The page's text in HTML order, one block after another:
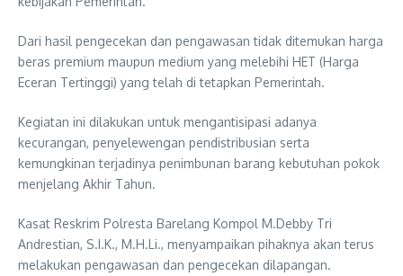
Dari hasil pengecekan dan pengawasan tidak ditemukan harga
beras premium maupun medium yang melebihi HET (Harga
Eceran Tertinggi) yang telah di tetapkan Pemerintah.
Kegiatan ini dilakukan untuk mengantisipasi adanya
kecurangan, penyelewengan pendistribusian serta
kemungkinan terjadinya penimbunan barang kebutuhan pokok
menjelang Akhir Tahun.
Kasat Reskrim Polresta Barelang Kompol M.Debby Tri
Andrestian, S.I.K., M.H.Li., menyampaikan pihaknya akan terus
melakukan pengawasan dan pengecekan dilapangan.